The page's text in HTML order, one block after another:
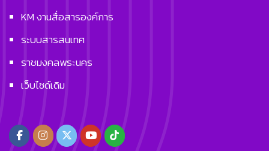
KM งานสื่อสารองค์การ
ระบบสารสนเทศ
ราชมงคลพระนคร
เว็บไซด์เดิม